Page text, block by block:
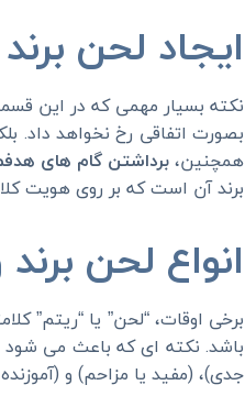
ایجاد لحن برند
نکته بسیار مهمی که در این
بصورت اتفاقی رخ نخواهد داد.
همچنین،برداشتن گام های
برند آن است که بر روی هویت
انواع لحن
برخی اوقات، “لحن” یا “ریتم”
باشد. نکته ای که باعث می شود
جدی)، (مفید یا مزاحم) و